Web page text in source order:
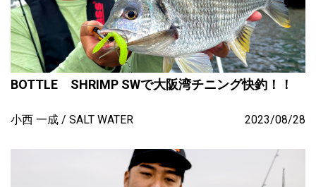
BOTTLE SHRIMP SWで大阪湾チニング快釣！！
小西 一成 SALT WATER 2023/08/28